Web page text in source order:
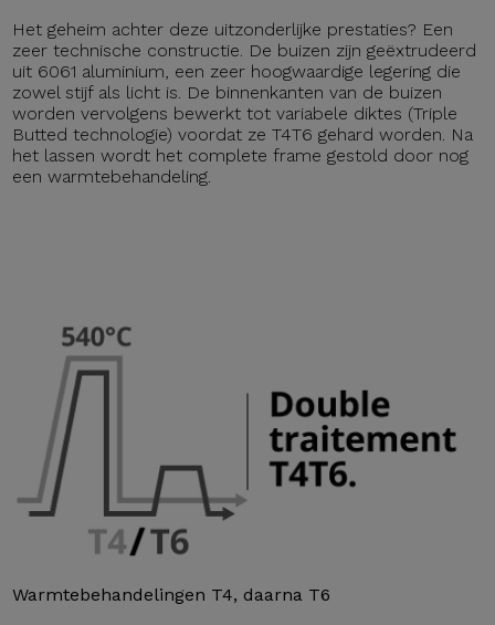
Het geheim achter deze uitzonderlijke prestaties? Een
zeer technische constructie. De buizen zijn geëxtrudeerd
uit 6061 aluminium, een zeer hoogwaardige legering die
zowel stijf als licht is. De binnenkanten van de buizen
worden vervolgens bewerkt tot variabele diktes (Triple
Butted technologie) voordat ze T4T6 gehard worden. Na
het lassen wordt het complete frame gestold door nog
een warmtebehandeling.
Warmtebehandelingen T4, daarna T6